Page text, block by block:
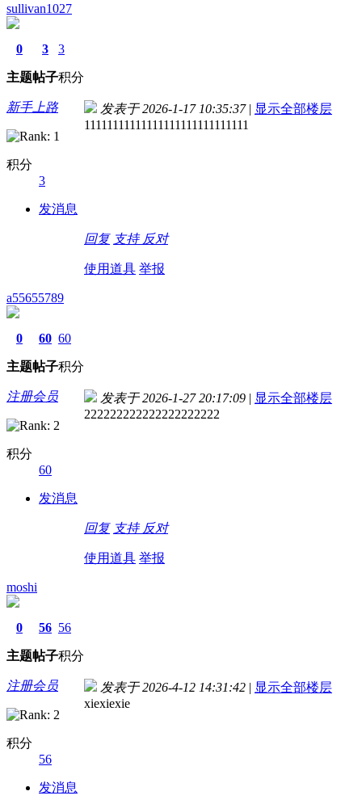
sullivan1027
0
主题
3
帖子
3
积分
新手上路
积分
3
发消息
发表于 2026-1-17 10:35:37 | 显示全部楼层
11111111111111111111111111111
回复 支持 反对
使用道具 举报
a55655789
0
主题
60
帖子
60
积分
注册会员
积分
60
发消息
发表于 2026-1-27 20:17:09 | 显示全部楼层
222222222222222222222
回复 支持 反对
使用道具 举报
moshi
0
主题
56
帖子
56
积分
注册会员
积分
56
发消息
发表于 2026-4-12 14:31:42 | 显示全部楼层
xiexiexie